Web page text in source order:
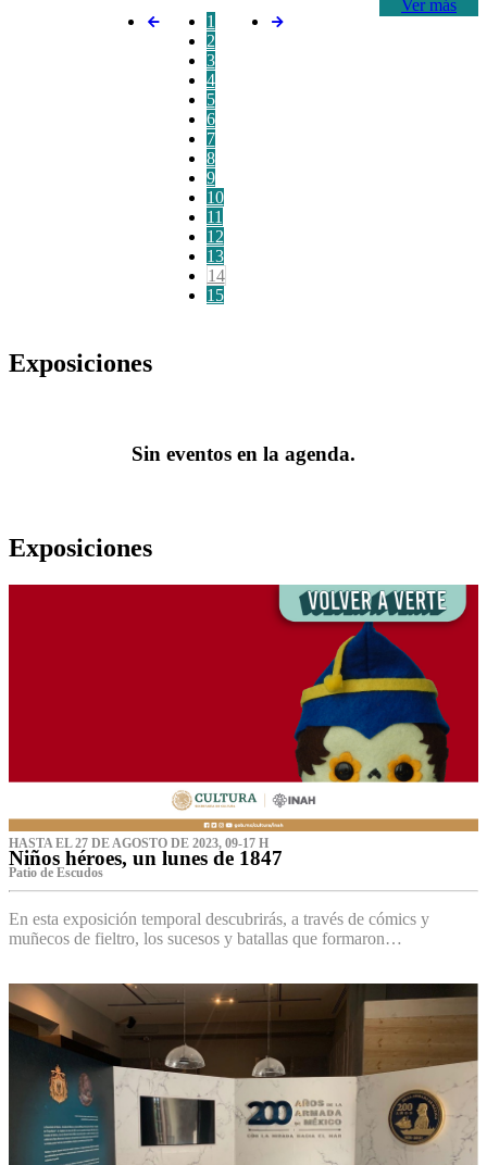
Ver más
1
2
3
4
5
6
7
8
9
10
11
12
13
14
15
Exposiciones
Sin eventos en la agenda.
Exposiciones
HASTA EL 27 DE AGOSTO DE 2023, 09-17 H
Niños héroes, un lunes de 1847
Patio de Escudos
En esta exposición temporal descubrirás, a través de cómics y
muñecos de fieltro, los sucesos y batallas que formaron…